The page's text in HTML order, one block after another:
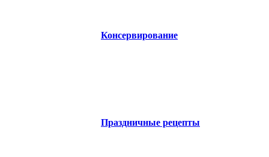
Консервирование
Праздничные рецепты